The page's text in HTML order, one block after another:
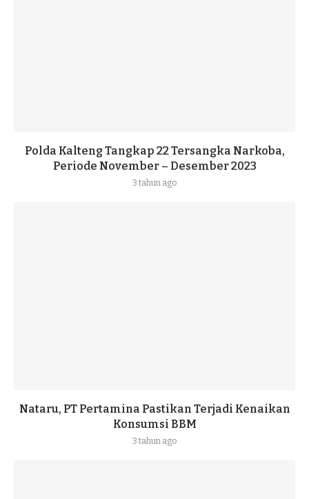
Polda Kalteng Tangkap 22 Tersangka Narkoba,
Periode November – Desember 2023
3 tahun ago
Nataru, PT Pertamina Pastikan Terjadi Kenaikan
Konsumsi BBM
3 tahun ago